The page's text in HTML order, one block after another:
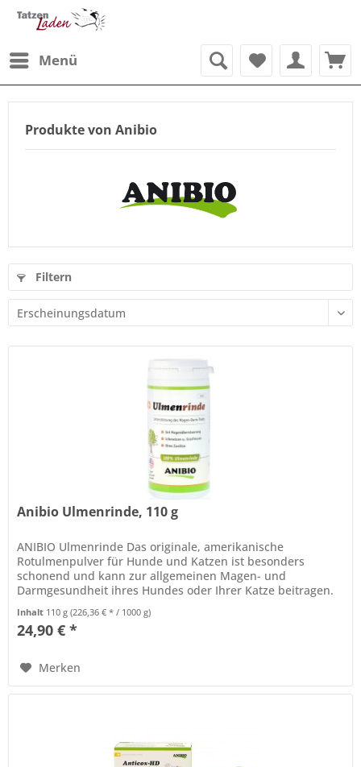
Menü
Produkte von Anibio
Filtern
Anibio Ulmenrinde, 110 g
ANIBIO Ulmenrinde Das originale, amerikanische
Rotulmenpulver für Hunde und Katzen ist besonders
schonend und kann zur allgemeinen Magen- und
Darmgesundheit ihres Hundes oder Ihrer Katze beitragen.
Inhalt 110 g(226,36 € * / 1000 g)
24,90 € *
Merken